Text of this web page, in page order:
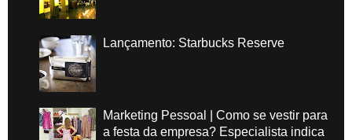
Lançamento: Starbucks Reserve
Marketing Pessoal | Como se vestir para
a festa da empresa? Especialista indica